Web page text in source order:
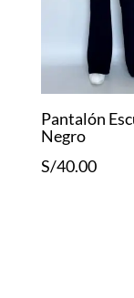
Pantalón
Negro
S/40.00